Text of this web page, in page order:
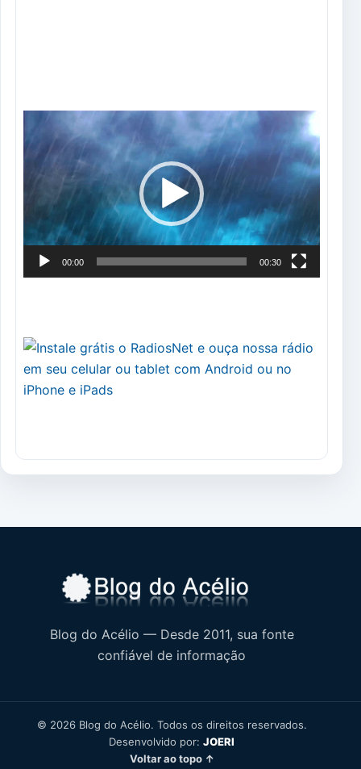
de
vídeo
00:00 00:30
Blog do Acélio — Desde 2011, sua fonte
confiável de informação
© 2026 Blog do Acélio. Todos os direitos reservados.
Desenvolvido por: JOERI
Voltar ao topo ↑